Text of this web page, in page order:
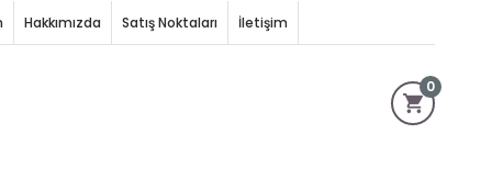
Hakkımızda Satış Noktaları İletişim
0